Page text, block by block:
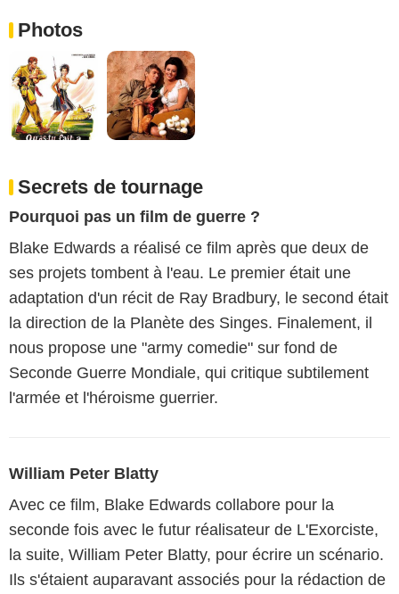
Photos
Secrets de tournage
Pourquoi pas un film de guerre ?
Blake Edwards a réalisé ce film après que deux de
ses projets tombent à l'eau. Le premier était une
adaptation d'un récit de Ray Bradbury, le second était
la direction de la Planète des Singes. Finalement, il
nous propose une "army comedie" sur fond de
Seconde Guerre Mondiale, qui critique subtilement
l'armée et l'héroisme guerrier.
William Peter Blatty
Avec ce film, Blake Edwards collabore pour la
seconde fois avec le futur réalisateur de L'Exorciste,
la suite, William Peter Blatty, pour écrire un scénario.
Ils s'étaient auparavant associés pour la rédaction de